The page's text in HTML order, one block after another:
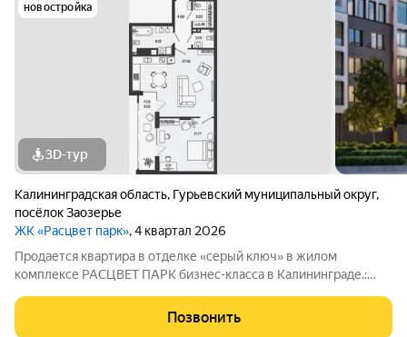
новостройка
3D-тур
Калининградская область, Гурьевский муниципальный округ,
посёлок Заозерье
ЖК «Расцвет парк», 4 квартал 2026
Продается квартира в отделке «серый ключ» в жилом
комплексе РАСЦВЕТ ПАРК бизнес-класса в Калининграде.:
Виды на озеро и природу благодаря панорамному остеклению.
Продуманная
Позвонить